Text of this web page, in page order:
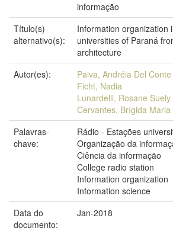
informação
Título(s)
alternativo(s):
Information organization
universities of Paraná
architecture
Autor(es):
Paiva, Andréia Del Conte
Ficht, Nadia
Lunardelli, Rosane
Cervantes, Brígida
Palavras-
chave:
Rádio - Estações
Organização da
Ciência da informação
College radio station
Information organization
Information science
Data do
documento:
Jan-2018